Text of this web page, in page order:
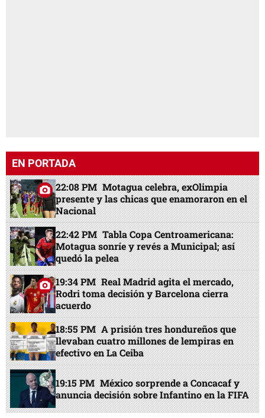
EN PORTADA
22:08 PM Motagua celebra, exOlimpia
presente y las chicas que enamoraron en el
Nacional
22:42 PM Tabla Copa Centroamericana:
Motagua sonríe y revés a Municipal; así
quedó la pelea
19:34 PM Real Madrid agita el mercado,
Rodri toma decisión y Barcelona cierra
acuerdo
18:55 PM A prisión tres hondureños que
llevaban cuatro millones de lempiras en
efectivo en La Ceiba
19:15 PM México sorprende a Concacaf y
anuncia decisión sobre Infantino en la FIFA